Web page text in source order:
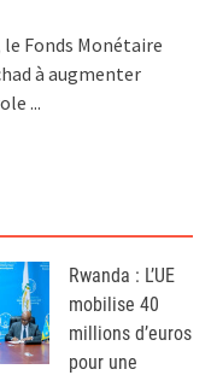
Fonds Monétaire
à augmenter
...
Rwanda : L’UE
mobilise 40
millions d’euros
pour une